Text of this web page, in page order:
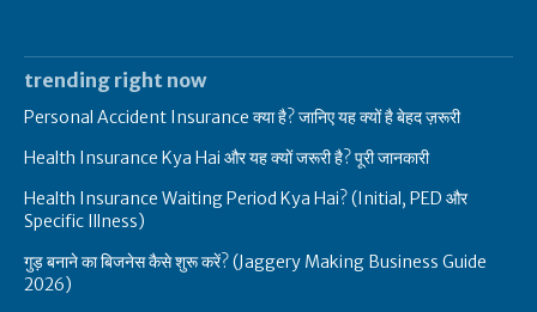
trending right now
Personal Accident Insurance क्या है? जानिए यह क्यों है बेहद ज़रूरी
Health Insurance Kya Hai और यह क्यों जरूरी है? पूरी जानकारी
Health Insurance Waiting Period Kya Hai? (Initial, PED और
Specific Illness)
गुड़ बनाने का बिजनेस कैसे शुरू करें? (Jaggery Making Business Guide
2026)